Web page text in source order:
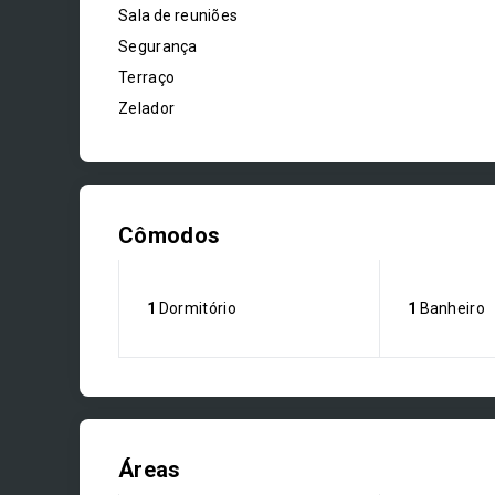
Sala de reuniões
Segurança
Terraço
Zelador
Cômodos
1 Dormitório 1 Banheiro
Áreas